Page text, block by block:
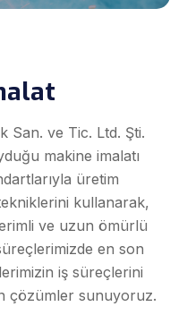
San. ve Tic. Ltd. Şti.
makine imalatı
üretim
kullanarak,
ve uzun ömürlü
en son
iş süreçlerini
çözümler sunuyoruz.